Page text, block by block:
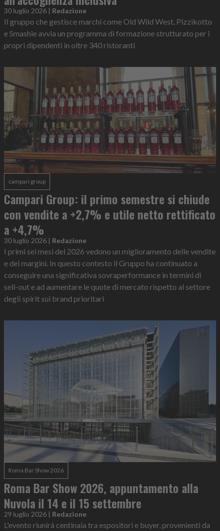
30 luglio 2026 | Redazione
Il gruppo che gestisce marchi come Old Wild West, Pizzikotto
e Smashie avvia un programma di formazione strutturato per i
propri dipendenti in oltre 340 ristoranti
campari group
Campari Group: il primo semestre si chiude
con vendite a +2,7% e utile netto rettificato
a +4,7%
30 luglio 2026 | Redazione
I primi sei mesi del 2026 vedono un miglioramento delle vendite
e dei margini. In questo contesto il Gruppo ha continuato a
conseguire una significativa sovraperformance in termini di
sell-out e ad aumentare le quote di mercato rispetto al settore
degli spirit sui brand prioritari
Roma Bar Show 2026
Roma Bar Show 2026, appuntamento alla
Nuvola il 14 e il 15 settembre
29 luglio 2026 | Redazione
L'evento riunirà centinaia tra espositori e buyer, provenienti da